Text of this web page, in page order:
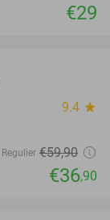
€29
9.4 star
Regulier €59,90
€36,90